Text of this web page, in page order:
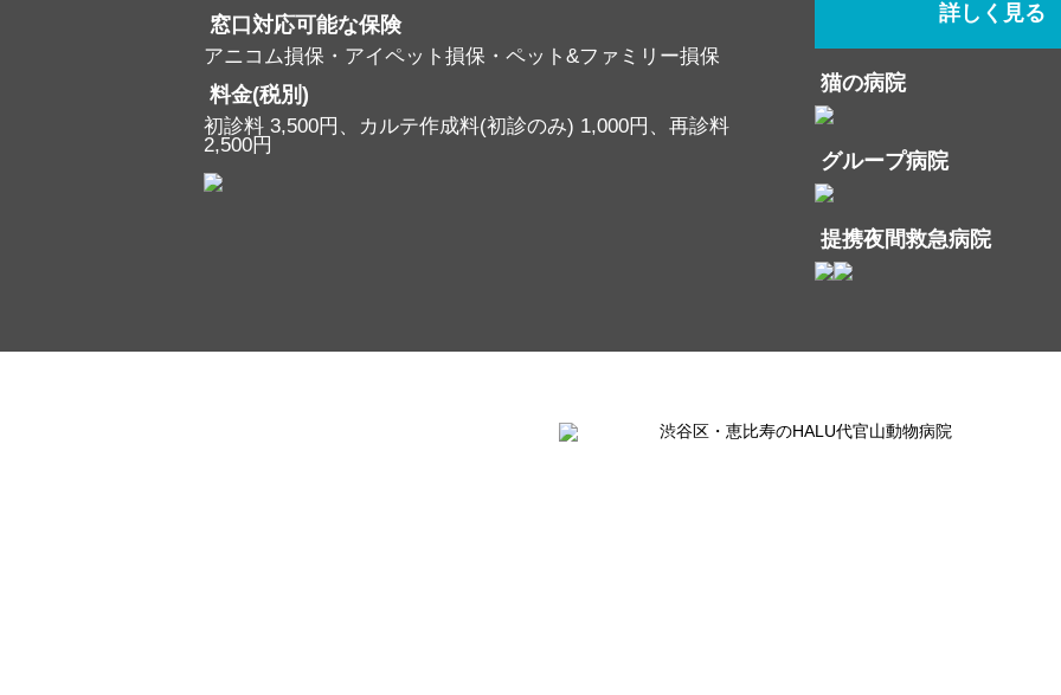
窓口対応可能な保険
アニコム損保・アイペット損保・ペット&ファミリー損保
料金(税別)
初診料 3,500円、カルテ作成料(初診のみ) 1,000円、再診料
2,500円
詳しく見る
猫の病院
グループ病院
提携夜間救急病院